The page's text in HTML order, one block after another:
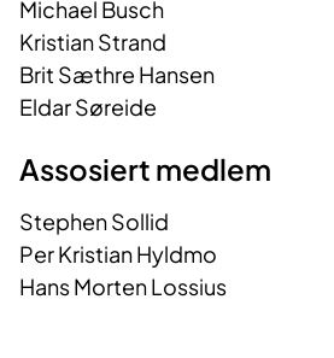
Michael Busch
Kristian Strand
Brit Sæthre Hansen
Eldar Søreide
Assosiert medlem
Stephen Sollid
Per Kristian Hyldmo
Hans Morten Lossius